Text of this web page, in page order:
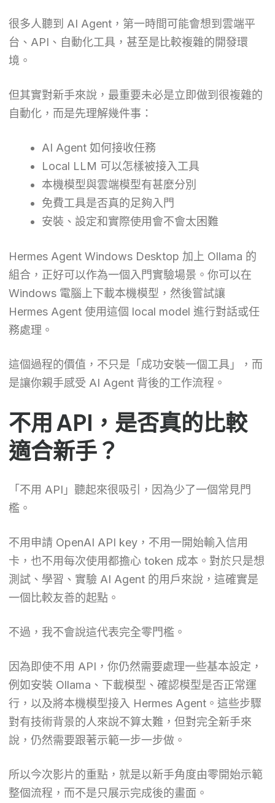
很多人聽到 AI Agent，第一時間可能會想到雲端平
台、API、自動化工具，甚至是比較複雜的開發環
境。
但其實對新手來說，最重要未必是立即做到很複雜的
自動化，而是先理解幾件事：
AI Agent 如何接收任務
Local LLM 可以怎樣被接入工具
本機模型與雲端模型有甚麼分別
免費工具是否真的足夠入門
安裝、設定和實際使用會不會太困難
Hermes Agent Windows Desktop 加上 Ollama 的
組合，正好可以作為一個入門實驗場景。你可以在
Windows 電腦上下載本機模型，然後嘗試讓
Hermes Agent 使用這個 local model 進行對話或任
務處理。
這個過程的價值，不只是「成功安裝一個工具」，而
是讓你親手感受 AI Agent 背後的工作流程。
不用 API，是否真的比較
適合新手？
「不用 API」聽起來很吸引，因為少了一個常見門
檻。
不用申請 OpenAI API key，不用一開始輸入信用
卡，也不用每次使用都擔心 token 成本。對於只是想
測試、學習、實驗 AI Agent 的用戶來說，這確實是
一個比較友善的起點。
不過，我不會說這代表完全零門檻。
因為即使不用 API，你仍然需要處理一些基本設定，
例如安裝 Ollama、下載模型、確認模型是否正常運
行，以及將本機模型接入 Hermes Agent。這些步驟
對有技術背景的人來說不算太難，但對完全新手來
說，仍然需要跟著示範一步一步做。
所以今次影片的重點，就是以新手角度由零開始示範
整個流程，而不是只展示完成後的畫面。